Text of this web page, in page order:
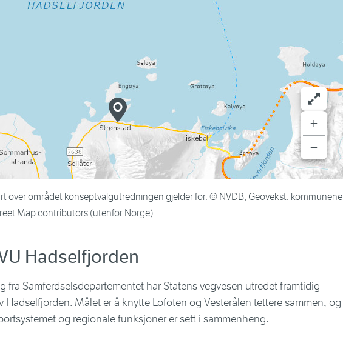
+
−
over området konseptvalgutredningen gjelder for. © NVDB, Geovekst, kommunene
Map contributors (utenfor Norge)
Hadselfjorden
fra Samferdselsdepartementet har Statens vegvesen utredet framtidig
Hadselfjorden. Målet er å knytte Lofoten og Vesterålen tettere sammen, og
og regionale funksjoner er sett i sammenheng.